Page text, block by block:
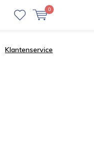
0
Klantenservice